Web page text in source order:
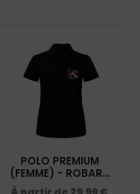
POLO PREMIUM
(FEMME) - ROBART
PHILIPPE - NOIR -